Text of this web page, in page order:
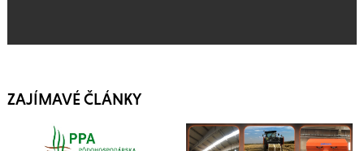
ZAJÍMAVÉ ČLÁNKY